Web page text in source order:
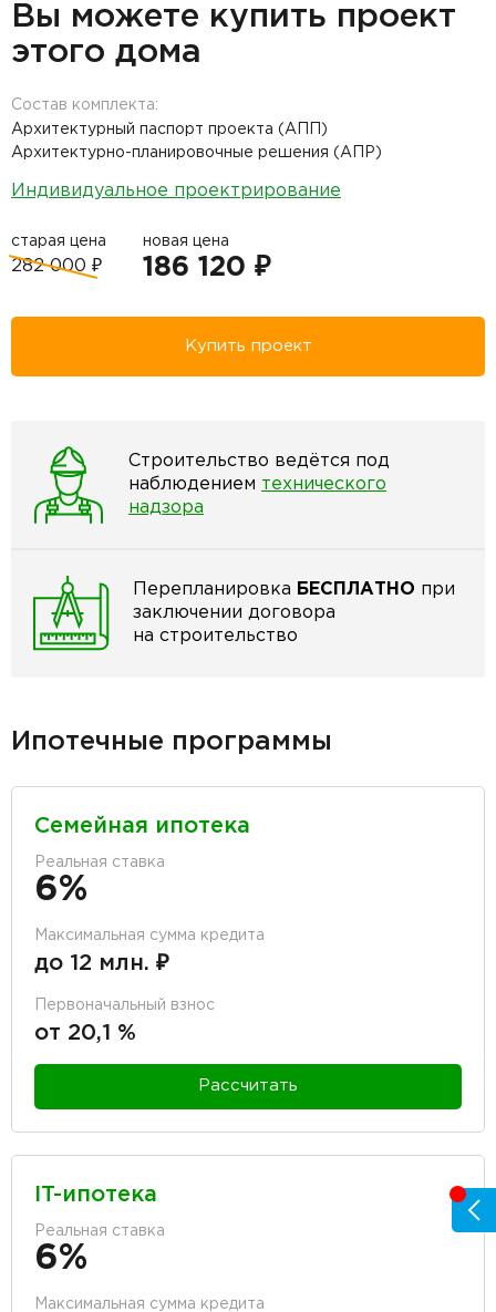
Вы можете купить проект
этого дома
Состав комплекта:
Архитектурный паспорт проекта (АПП)
Архитектурно-планировочные решения (АПР)
Индивидуальное проектрирование
старая цена
282 000 ₽
новая цена
186 120 ₽
Купить проект
Строительство ведётся под
наблюдением технического
надзора
Перепланировка БЕСПЛАТНО при
заключении договора
на строительство
Ипотечные программы
Семейная ипотека
Реальная ставка
6%
Максимальная сумма кредита
до 12 млн. ₽
Первоначальный взнос
от 20,1 %
Рассчитать
IT-ипотека
Реальная ставка
6%
Максимальная сумма кредита